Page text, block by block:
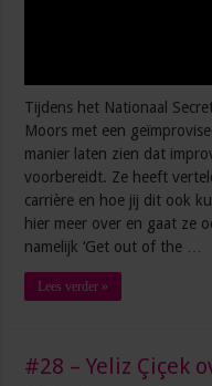
Tijdens het Nationaal
Moors met een
manier laten zien dat
voorbereidt. Ze heeft
carrière en hoe jij dit ook
hier meer over en gaat ze
namelijk ‘Get out of the …
Lees verder »
#28 – Yeliz Çiçek